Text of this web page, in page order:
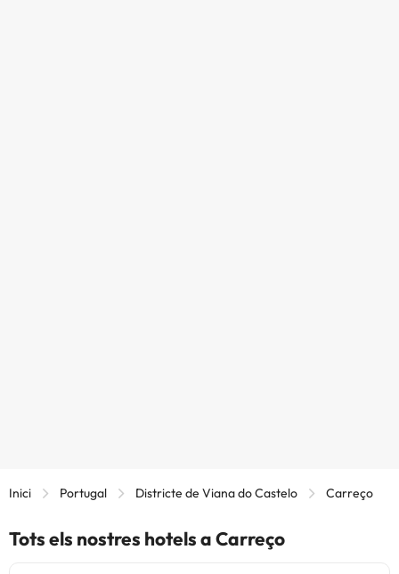
Inici Portugal Districte de Viana do Castelo Carreço
Tots els nostres hotels a Carreço